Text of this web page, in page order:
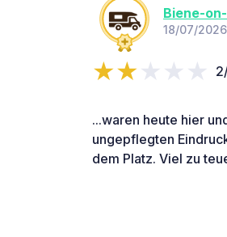
Biene-
18/07/2026
...waren heute hier
ungepflegten
dem Platz. Viel zu